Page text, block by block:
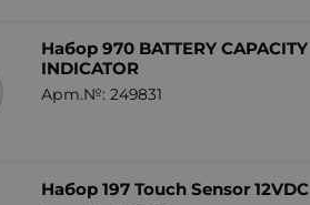
Набор 970 BATTERY CAPACITY
INDICATOR
Арт.№: 249831
Набор 197 Touch Sensor 12VDC